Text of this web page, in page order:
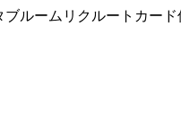
ブルームリクルートカー